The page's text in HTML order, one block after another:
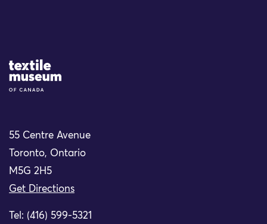
Site Logo
55 Centre Avenue
Toronto, Ontario
M5G 2H5
Get Directions
Tel: (416) 599-5321